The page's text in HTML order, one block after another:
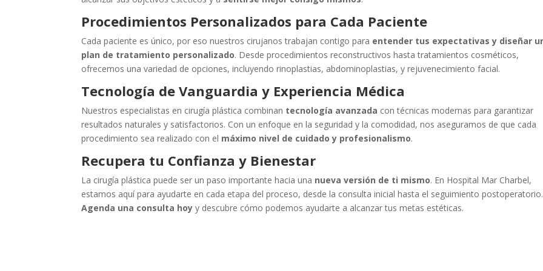
Procedimientos Personalizados para Cada Paciente
Cada paciente es único, por eso nuestros cirujanos trabajan contigo para entender tus expectativas y diseñar
plan de tratamiento personalizado. Desde procedimientos reconstructivos hasta tratamientos cosméticos,
ofrecemos una variedad de opciones, incluyendo rinoplastias, abdominoplastias, y rejuvenecimiento facial.
Tecnología de Vanguardia y Experiencia Médica
Nuestros especialistas en cirugía plástica combinan tecnología avanzada con técnicas modernas para garantizar
resultados naturales y satisfactorios. Con un enfoque en la seguridad y la comodidad, nos aseguramos de que cada
procedimiento sea realizado con el máximo nivel de cuidado y profesionalismo.
Recupera tu Confianza y Bienestar
La cirugía plástica puede ser un paso importante hacia una nueva versión de ti mismo. En Hospital Mar Charbel,
estamos aquí para ayudarte en cada etapa del proceso, desde la consulta inicial hasta el seguimiento postoperatorio.
Agenda una consulta hoy y descubre cómo podemos ayudarte a alcanzar tus metas estéticas.